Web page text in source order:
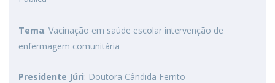
Tema: Vacinação em saúde escolar intervenção de
enfermagem comunitária
Presidente Júri: Doutora Cândida Ferrito